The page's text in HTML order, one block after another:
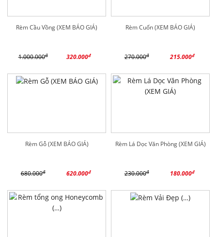
Rèm Cầu Vồng (XEM BÁO GIÁ)
1.000.000đ 320.000đ
Rèm Cuốn (XEM BÁO GIÁ)
270.000đ 215.000đ
Rèm Gỗ (XEM BÁO GIÁ)
680.000đ 620.000đ
Rèm Lá Dọc Văn Phòng (XEM GIÁ)
230.000đ 180.000đ